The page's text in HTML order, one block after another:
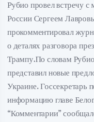
Рубио провел встречу
России Сергеем
прокомментировал
о деталях разговора
Трампу.По словам
представил новые
Украине. Госсекретарь
информацию главе
“Комментарии”